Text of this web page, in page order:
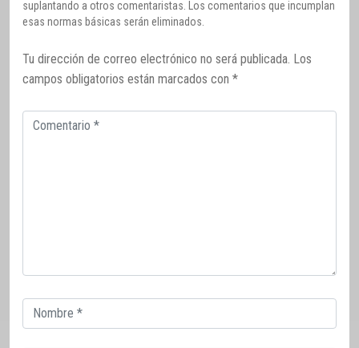
suplantando a otros comentaristas. Los comentarios que incumplan
esas normas básicas serán eliminados.
Tu dirección de correo electrónico no será publicada. Los
campos obligatorios están marcados con *
Comentario
Correo
electrónico